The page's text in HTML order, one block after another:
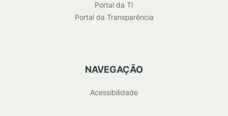
Portal da TI
Portal da Transparência
NAVEGAÇÃO
Acessibilidade